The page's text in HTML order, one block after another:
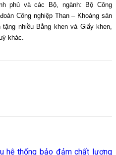
phủ và các Bộ, ngành: Bộ Công
Công nghiệp Than – Khoáng sản
nhiều Bằng khen và Giấy khen,
khác.
hệ thống bảo đảm chất lượng